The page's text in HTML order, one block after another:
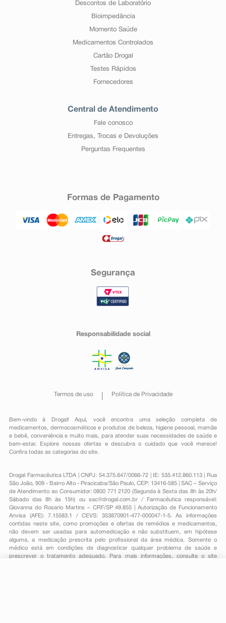
Descontos de Laboratório
Bioimpedância
Momento Saúde
Medicamentos Controlados
Cartão Drogal
Testes Rápidos
Fornecedores
Central de Atendimento
Fale conosco
Entregas, Trocas e Devoluções
Perguntas Frequentes
Formas de Pagamento
Segurança
Responsabilidade social
Termos de uso Política de Privacidade
Bem-vindo à Drogal! Aqui, você encontra uma seleção completa de
medicamentos , dermocosméticos e produtos de beleza, higiene pessoal ,mamãe
e bebê, conveniênciae muito mais, para atender suas necessidades de saúde e
bem-estar. Explore nossas ofertas e descubra o cuidado que você merece!
Confira todas as categorias do site.
Drogal Farmacêutica LTDA | CNPJ: 54.375.647/0066-72 | IE: 535.412.860.113 | Rua
São João, 909 - Bairro Alto - Piracicaba/São Paulo, CEP: 13416-585 | SAC – Serviço
de Atendimento ao Consumidor: 0800 771 2120 (Segunda à Sexta das 8h às 20h/
Sábado das 8h às 15h) ou sac@drogal.com.br/ Farmacêutica responsável:
Giovanna do Rosario Martins – CRF/SP 49.855 | Autorização de Funcionamento
Anvisa (AFE): 7.15583.1 / CEVS: 353870901-477-000047-1-5. As informações
contidas neste site, como promoções e ofertas de remédios e medicamentos,
não devem ser usadas para automedicação e não substituem, em hipótese
alguma, a medicação prescrita pelo profissional da área médica. Somente o
médico está em condições de diagnosticar qualquer problema de saúde e
prescrever o tratamento adequado. Para mais informações, consulte o site